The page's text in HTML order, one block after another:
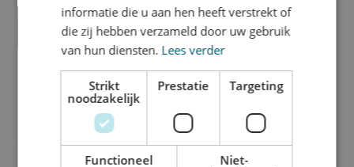
PDF voorinstellingen
PDF voorinstellingen Je kunt hier drie whitelabel PDF
voorinstellingen (joboptions) downloaden, waarin de
optimale instellingen om je PDF mee op te slaan zijn
informatie die u aan hen heeft verstrekt of
die zij hebben verzameld door uw gebruik
van hun diensten. Lees verder
Strikt
noodzakelijk
Prestatie Targeting
Functioneel
Niet-